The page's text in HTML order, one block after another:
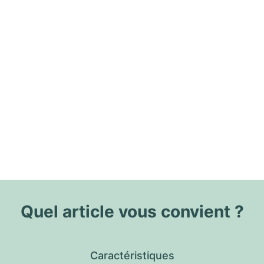
Quel article vous convient ?
Caractéristiques